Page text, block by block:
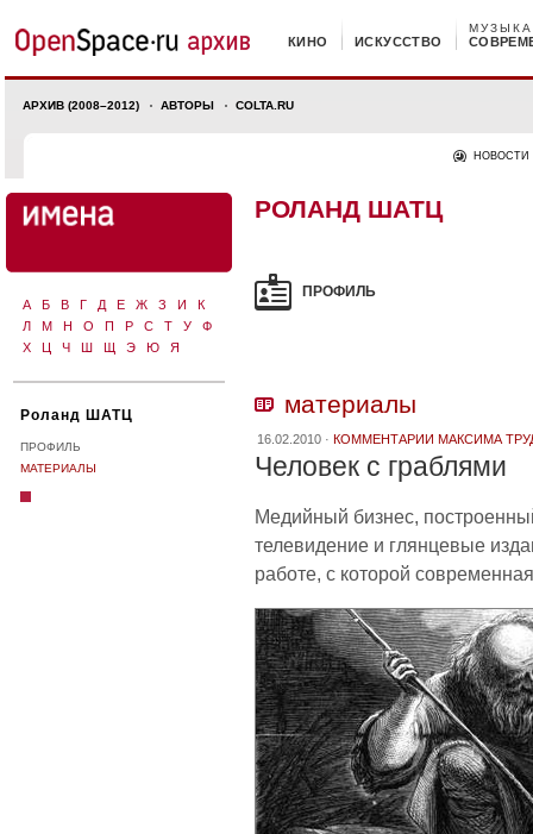
КИНО ИСКУССТВО
МУЗЫКА
АРХИВ (2008–2012) АВТОРЫ COLTA.RU
НОВОСТИ
А Б В Г Д Е Ж З И
К
Л
М Н О П Р С Т У
Ф
Х
Ц Ч Ш Щ Э Ю Я
Роланд ШАТЦ
ПРОФИЛЬ
МАТЕРИАЛЫ
РОЛАНД ШАТЦ
ПРОФИЛЬ
материалы
16.02.2010 · КОММЕНТАРИИ МАКСИМА
Человек с граблями
Медийный бизнес,
телевидение и глянцевые
работе, с которой